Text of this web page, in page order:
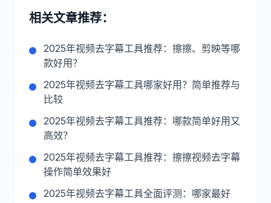
相关文章推荐：
2025年视频去字幕工具推荐：擦擦、剪映等哪
款好用？
2025年视频去字幕工具哪家好用？简单推荐与
比较
2025年视频去字幕工具推荐：哪款简单好用又
高效？
2025年视频去字幕工具推荐：擦擦视频去字幕
操作简单效果好
2025年视频去字幕工具全面评测：哪家最好